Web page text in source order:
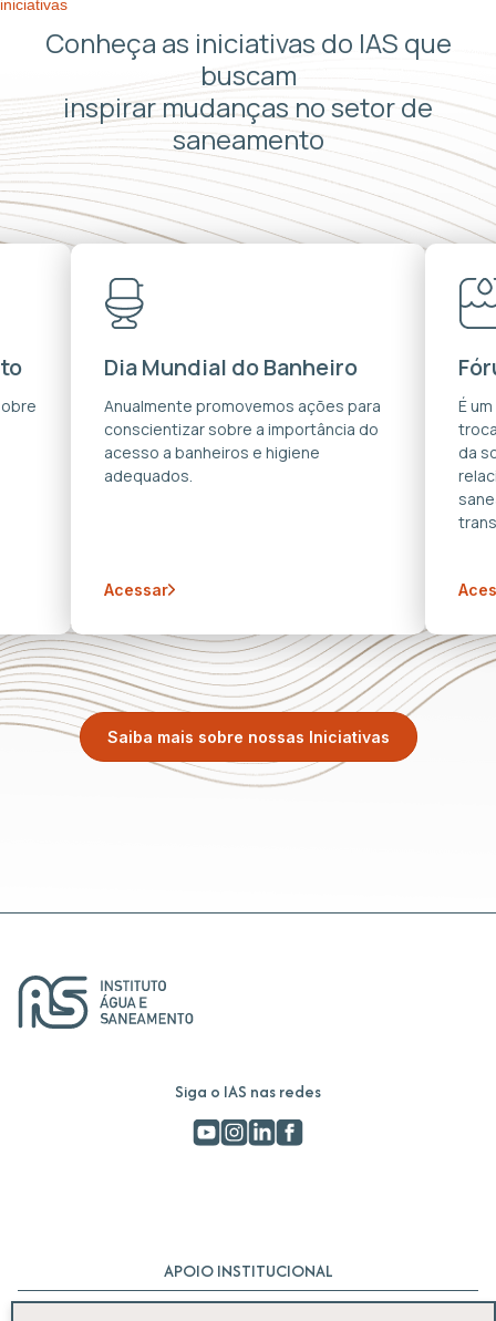
iniciativas
Conheça as iniciativas do IAS que
buscam
inspirar mudanças no setor de
saneamento
Dia Mundial do Banheiro
Anualmente promovemos ações para
conscientizar sobre a importância do
acesso a banheiros e higiene
adequados.
Acessar
É
da
Saiba mais sobre nossas Iniciativas
Siga o IAS nas redes
APOIO INSTITUCIONAL